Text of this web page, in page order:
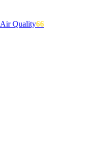
Air Quality66